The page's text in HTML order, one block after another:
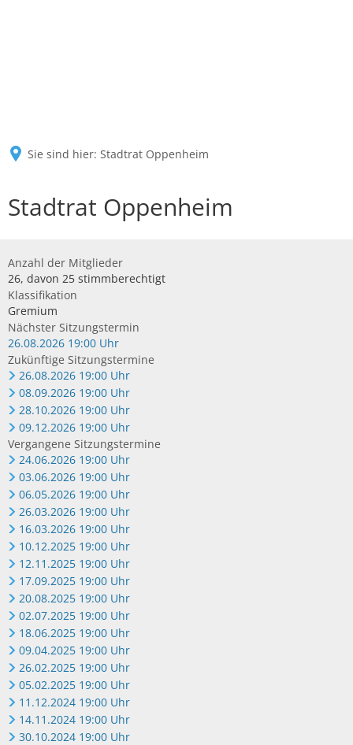
Sie sind hier: Stadtrat Oppenheim
Stadtrat Oppenheim
Anzahl der Mitglieder
26, davon 25 stimmberechtigt
Klassifikation
Gremium
Nächster Sitzungstermin
26.08.2026 19:00 Uhr
Zukünftige Sitzungstermine
26.08.2026 19:00 Uhr
08.09.2026 19:00 Uhr
28.10.2026 19:00 Uhr
09.12.2026 19:00 Uhr
Vergangene Sitzungstermine
24.06.2026 19:00 Uhr
03.06.2026 19:00 Uhr
06.05.2026 19:00 Uhr
26.03.2026 19:00 Uhr
16.03.2026 19:00 Uhr
10.12.2025 19:00 Uhr
12.11.2025 19:00 Uhr
17.09.2025 19:00 Uhr
20.08.2025 19:00 Uhr
02.07.2025 19:00 Uhr
18.06.2025 19:00 Uhr
09.04.2025 19:00 Uhr
26.02.2025 19:00 Uhr
05.02.2025 19:00 Uhr
11.12.2024 19:00 Uhr
14.11.2024 19:00 Uhr
30.10.2024 19:00 Uhr